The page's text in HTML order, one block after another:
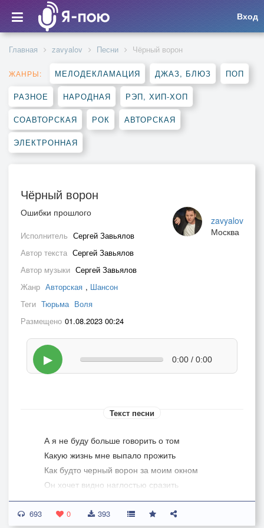
Вход
Главная zavyalov Песни Чёрный ворон
ЖАНРЫ: МЕЛОДЕКЛАМАЦИЯ ДЖАЗ, БЛЮЗ ПОП
РАЗНОЕ НАРОДНАЯ РЭП, ХИП-ХОП
СОАВТОРСКАЯ РОК АВТОРСКАЯ
ЭЛЕКТРОННАЯ
Чёрный ворон
zavyalov
Москва
Ошибки прошлого
Исполнитель Сергей Завьялов
Автор текста Сергей Завьялов
Автор музыки Сергей Завьялов
Жанр Авторская , Шансон
Теги Тюрьма Воля
Размещено 01.08.2023 00:24
▶ 0:00 / 0:00
Текст песни
А я не буду больше говорить о том
Какую жизнь мне выпало прожить
Как будто черный ворон за моим окном
Он хочет видно наглостью сразить
Ломая тишину и крик бессонницы
693 0 393